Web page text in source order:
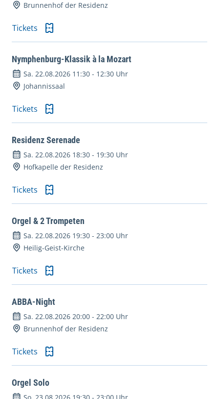
Brunnenhof der Residenz
Tickets
Nymphenburg-Klassik à la Mozart
Sa. 22.08.2026 11:30 - 12:30 Uhr
Johannissaal
Tickets
Residenz Serenade
Sa. 22.08.2026 18:30 - 19:30 Uhr
Hofkapelle der Residenz
Tickets
Orgel & 2 Trompeten
Sa. 22.08.2026 19:30 - 23:00 Uhr
Heilig-Geist-Kirche
Tickets
ABBA-Night
Sa. 22.08.2026 20:00 - 22:00 Uhr
Brunnenhof der Residenz
Tickets
Orgel Solo